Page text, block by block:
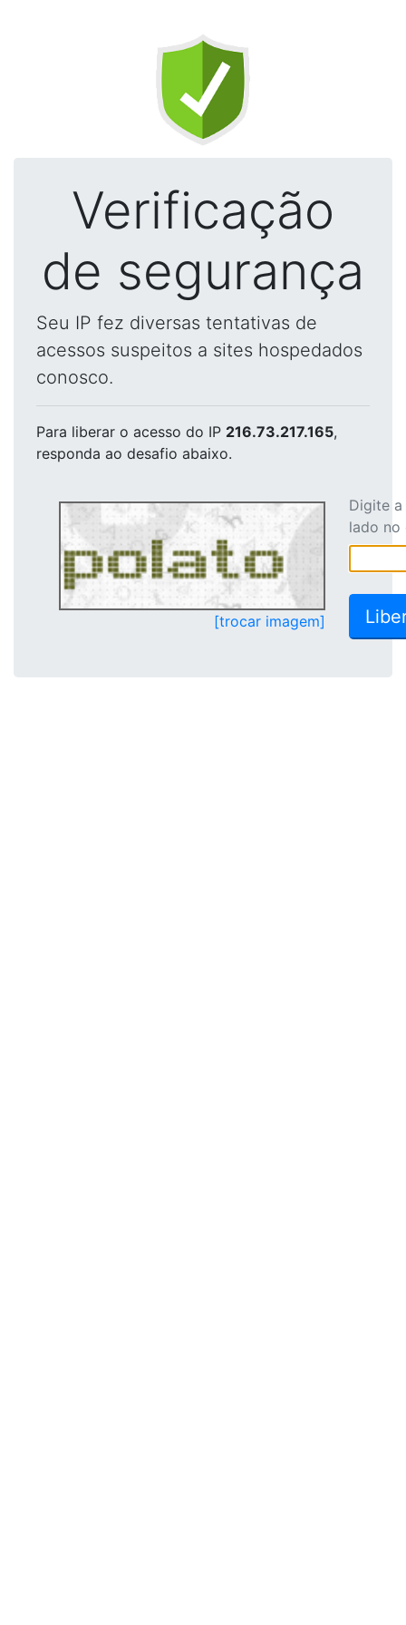
Verificação
de segurança
Seu IP fez diversas tentativas de
acessos suspeitos a sites hospedados
conosco.
Para liberar o acesso do IP 216.73.217.165,
responda ao desafio abaixo.
[trocar imagem]
Digite
lado no